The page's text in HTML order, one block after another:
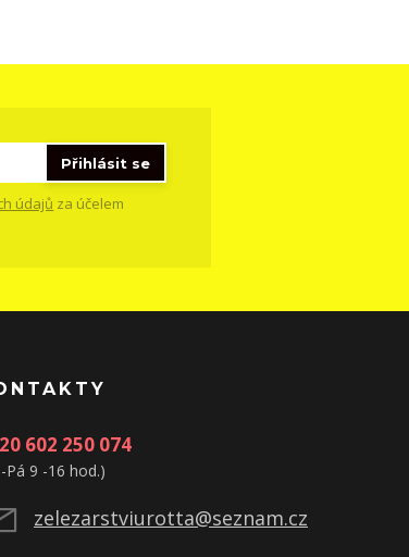
Přihlásit se
údajů za účelem
602 250 074
Pá 9 -16 hod.)
zelezarstviurotta@seznam.cz